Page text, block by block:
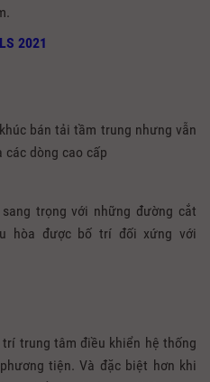
2021
bán tải tầm trung nhưng vẫn
dòng cao cấp
trọng với những đường cắt
hòa được bố trí đối xứng với
trung tâm điều khiển hệ thống
tiện. Và đặc biệt hơn khi